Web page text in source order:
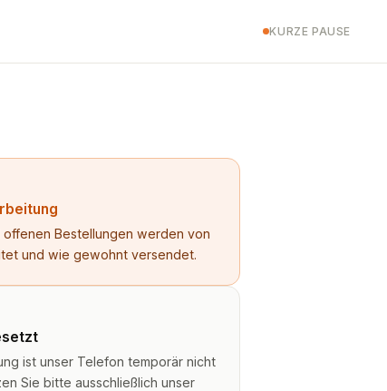
KURZE PAUSE
Bestellungen werden von
und wie gewohnt versendet.
ist unser Telefon temporär nicht
Sie bitte ausschließlich unser